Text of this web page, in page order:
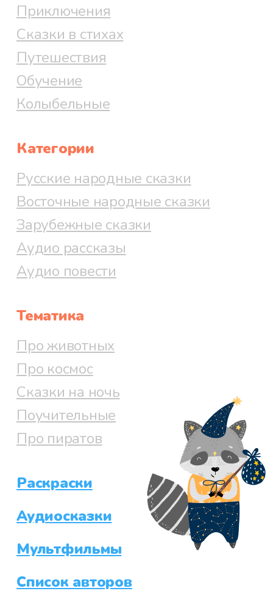
Приключения
Сказки в стихах
Путешествия
Обучение
Колыбельные
Категории
Русские народные сказки
Восточные народные сказки
Зарубежные сказки
Аудио рассказы
Аудио повести
Тематика
Про животных
Про космос
Сказки на ночь
Поучительные
Про пиратов
Раскраски
Аудиосказки
Мультфильмы
Список авторов